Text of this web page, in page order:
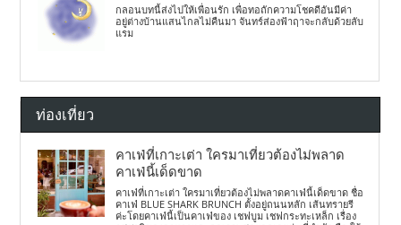
กลอนบทนี้ส่งไปให้เพื่อนรัก เพื่อทอถักความโชคดีอันมีค่า
อยู่ต่างบ้านแสนไกลไม่คืนมา จันทร์ส่องฟ้าฤาจะกลับด้วยลับ
แรม
ท่องเที่ยว
คาเฟ่ที่เกาะเต่า ใครมาเที่ยวต้องไม่พลาด
คาเฟ่นี้เด็ดขาด
คาเฟ่ที่เกาะเต่า ใครมาเที่ยวต้องไม่พลาดคาเฟ่นี้เด็ดขาด ชื่อ
คาเฟ่ BLUE SHARK BRUNCH ตั้งอยู่ถนนหลัก เส้นทรายรี
ค่ะโดยคาเฟ่นี้เป็นคาเฟ่ของ เชฟบูม เชฟกระทะเหล็ก เรื่อง